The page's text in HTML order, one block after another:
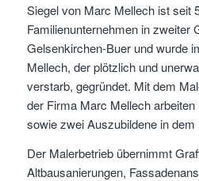
Siegel von Marc Mellech ist seit
Familienunternehmen in zweiter
Gelsenkirchen-Buer und wurde
Mellech, der plötzlich und
verstarb, gegründet. Mit dem
der Firma Marc Mellech
sowie zwei Auszubildene in dem
Der Malerbetrieb übernimmt
Altbausanierungen,